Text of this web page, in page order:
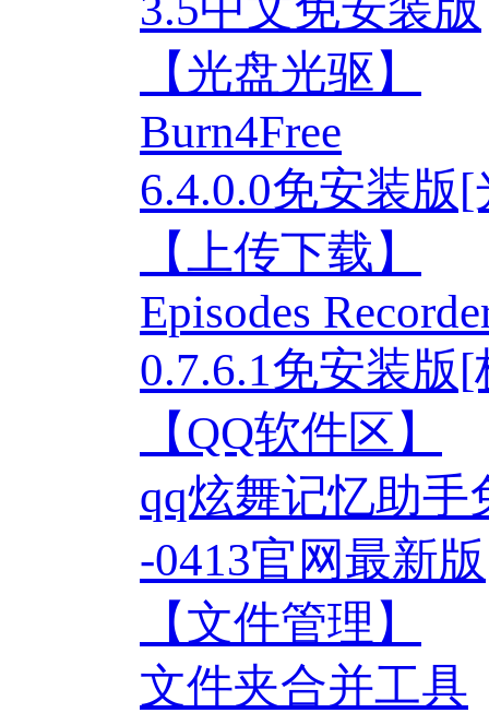
【光盘光驱】
Burn4Free
6.4.0.0免安装版
【上传下载】
Episodes
0.7.6.1免安装版
【QQ软件区】
qq炫舞记忆助手
-0413官网最新版
【文件管理】
文件夹合并工具